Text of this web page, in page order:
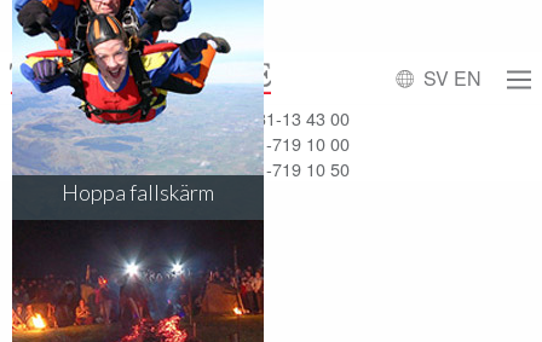
SV EN
Affärsresor
031-13 43 00
Möten & Event
031-719 10 00
Mässresor
031-719 10 50
Hoppa fallskärm